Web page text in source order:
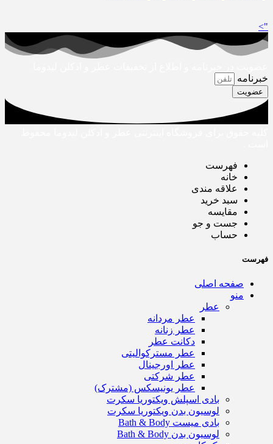
">
خبرنامه
عضویت
فهرست
خانه
علاقه مندی
سبد خرید
مقایسه
جست و جو
حساب
فهرست
صفحه اصلی
منو
عطر
عطر مردانه
عطر زنانه
دکانت عطر
عطر مسترکوالیتی
عطر اورجینال
عطر شرکتی
عطر یونیسکس (مشترک)
بادی اسپلش ویکتوریا سکرت
لوسیون بدن ویکتوریا سکرت
بادی میست Bath & Body
لوسیون بدن Bath & Body